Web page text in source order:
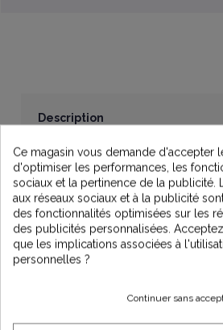
Description
Cellule de remplacement
l'électrolyseur Davey EcoSalt
Cette cellule de haute qualité est
performance et une facilité
La cellule de remplacement
l'électrolyseur Davey EcoSalt
minimum de 3 g/L.
Caractéristiques
Ce magasin vous demande d'accepter
d'optimiser les performances, les
sociaux et la pertinence de la publicité.
aux réseaux sociaux et à la publicité
des fonctionnalités optimisées sur les
des publicités personnalisées.
que les implications associées à
personnelles ?
Continuer sans